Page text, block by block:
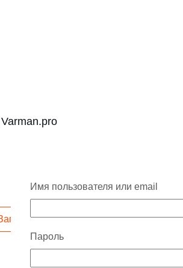
скидку
Имя пользователя или email
Пароль